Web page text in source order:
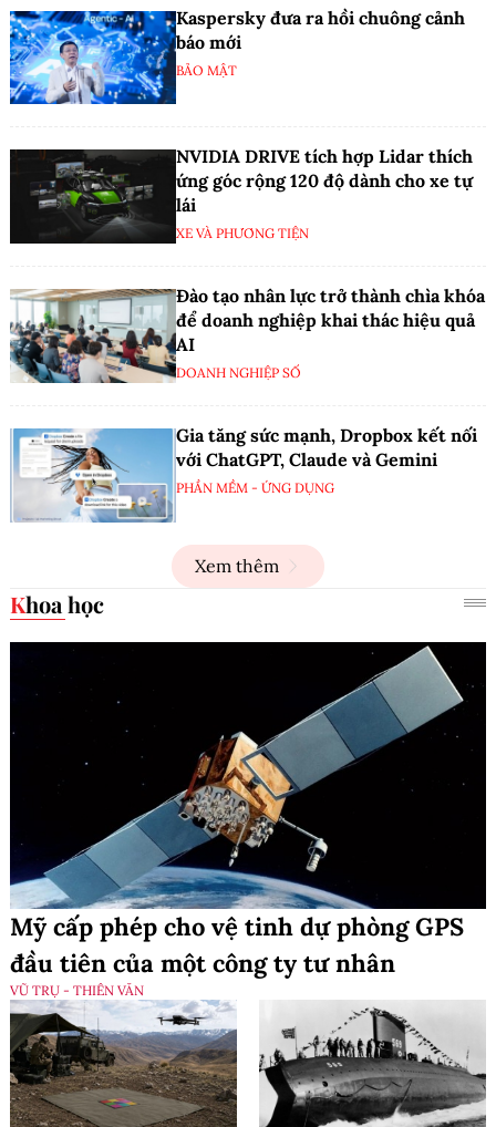
Kaspersky đưa ra hồi chuông cảnh
báo mới
BẢO MẬT
NVIDIA DRIVE tích hợp Lidar thích
ứng góc rộng 120 độ dành cho xe tự
lái
XE VÀ PHƯƠNG TIỆN
Đào tạo nhân lực trở thành chìa khóa
để doanh nghiệp khai thác hiệu quả
AI
DOANH NGHIỆP SỐ
Gia tăng sức mạnh, Dropbox kết nối
với ChatGPT, Claude và Gemini
PHẦN MỀM - ỨNG DỤNG
Xem thêm
Khoa học
Mỹ cấp phép cho vệ tinh dự phòng GPS
đầu tiên của một công ty tư nhân
VŨ TRỤ - THIÊN VĂN